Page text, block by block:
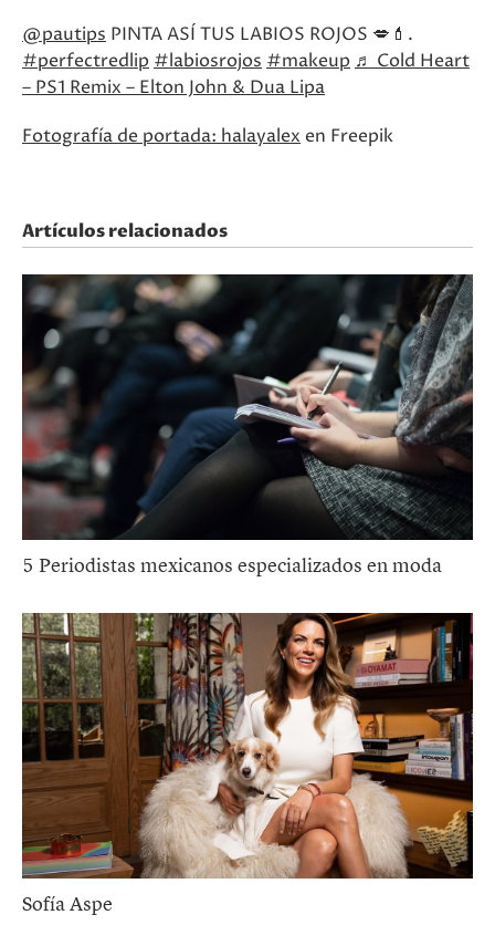
@pautips PINTA ASÍ TUS LABIOS ROJOS 💋💄.
#perfectredlip #labiosrojos #makeup ♬ Cold Heart
– PS1 Remix – Elton John & Dua Lipa
Fotografía de portada: halayalex en Freepik
Artículos relacionados
5 Periodistas mexicanos especializados en moda
Sofía Aspe